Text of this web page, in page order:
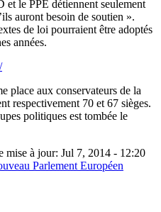
le PPE détiennent seulement
auront besoin de soutien ».
de loi pourraient être adoptés
années.
place aux conservateurs de la
respectivement 70 et 67 sièges.
politiques est tombée le
mise à jour: Jul 7, 2014 - 12:20
Parlement Européen